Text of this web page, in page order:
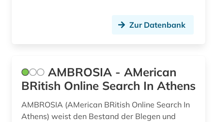
feminismus (3)
festkultur (1)
fid allgemeine und vergleichende
literaturwissenschaft (1)
Zur Datenbank
AMBROSIA - AMerican
BRitish Online Search In Athens
AMBROSIA (AMerican BRitish Online Search In
Athens) weist den Bestand der Blegen und